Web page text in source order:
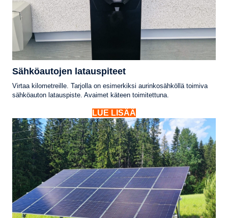
Sähköautojen latauspiteet
Virtaa kilometreille. Tarjolla on esimerkiksi aurinkosähköllä toimiva
sähköauton latauspiste. Avaimet käteen toimitettuna.
LUE LISÄÄ